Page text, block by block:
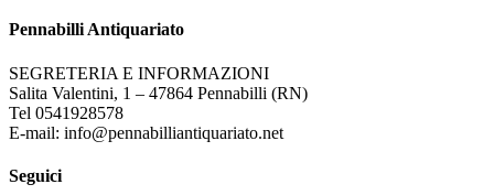
Pennabilli Antiquariato
SEGRETERIA E INFORMAZIONI
Salita Valentini, 1 – 47864 Pennabilli (RN)
Tel 0541928578
E-mail: info@pennabilliantiquariato.net
Seguici